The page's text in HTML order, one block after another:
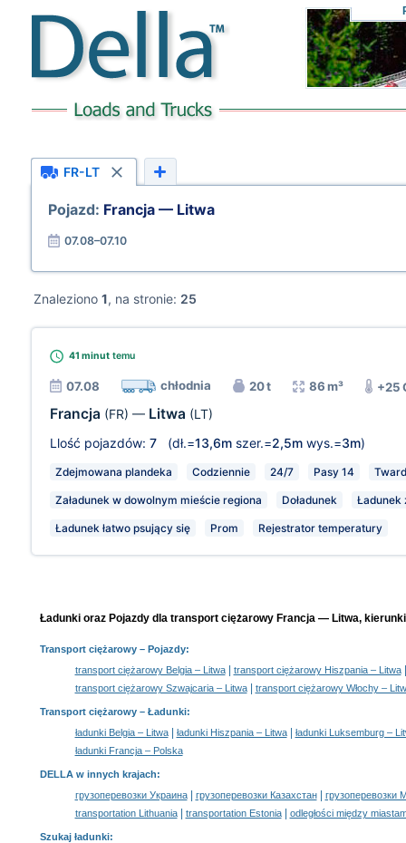
FR-LT
Pojazd: Francja — Litwa
07.08–07.10
Znaleziono 1, na stronie: 25
41 minut temu
07.08 chłodnia 20 t 86 m³ +25
Francja (FR) — Litwa (LT)
Llość pojazdów: 7 (dł.=13,6m szer.=2,5m wys.=3m)
Zdejmowana plandeka Codziennie 24/7 Pasy 14
Załadunek w dowolnym mieście regiona Doładunek Ładunek
Ładunek łatwo psujący się Prom Rejestrator temperatury
Ładunki oraz Pojazdy dla transport ciężarowy Francja — Litwa,
Transport ciężarowy– Pojazdy:
transport ciężarowy Belgia – Litwa| transport ciężarowy Hiszpania – Litwa
transport ciężarowy Szwajcaria – Litwa| transport ciężarowy Włochy –
Transport ciężarowy – Ładunki:
ładunki Belgia – Litwa| ładunki Hiszpania – Litwa|
ładunki Luksemburg –
ładunki Francja – Polska
DELLA w innych krajach:
грузоперевозки Украина| грузоперевозки Казахстан|
грузоперевозки
transportation Lithuania| transportation Estonia| odległości między
Szukaj ładunki: